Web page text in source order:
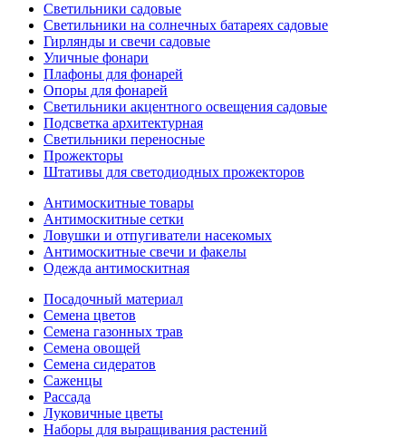
Светильники садовые
Светильники на солнечных батареях садовые
Гирлянды и свечи садовые
Уличные фонари
Плафоны для фонарей
Опоры для фонарей
Светильники акцентного освещения садовые
Подсветка архитектурная
Светильники переносные
Прожекторы
Штативы для светодиодных прожекторов
Антимоскитные товары
Антимоскитные сетки
Ловушки и отпугиватели насекомых
Антимоскитные свечи и факелы
Одежда антимоскитная
Посадочный материал
Семена цветов
Семена газонных трав
Семена овощей
Семена сидератов
Саженцы
Рассада
Луковичные цветы
Наборы для выращивания растений